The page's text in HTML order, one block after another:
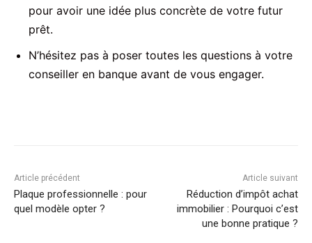
pour avoir une idée plus concrète de votre futur
prêt.
N’hésitez pas à poser toutes les questions à votre
conseiller en banque avant de vous engager.
Article précédent
Plaque professionnelle : pour
quel modèle opter ?
Article suivant
Réduction d’impôt achat
immobilier : Pourquoi c’est
une bonne pratique ?